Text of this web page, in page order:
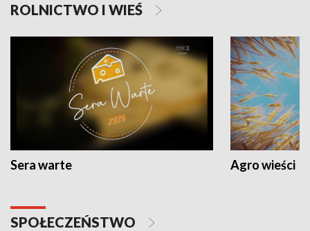
ROLNICTWO I WIEŚ
Sera warte Agro wieści
SPOŁECZEŃSTWO